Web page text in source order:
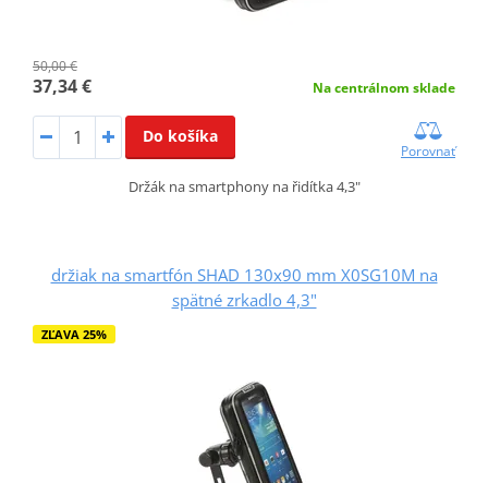
50,00 €
37,34 € Na centrálnom sklade
Do košíka
Porovnať
Držák na smartphony na řidítka 4,3"
držiak na smartfón SHAD 130x90 mm X0SG10M na
spätné zrkadlo 4,3"
ZĽAVA 25%